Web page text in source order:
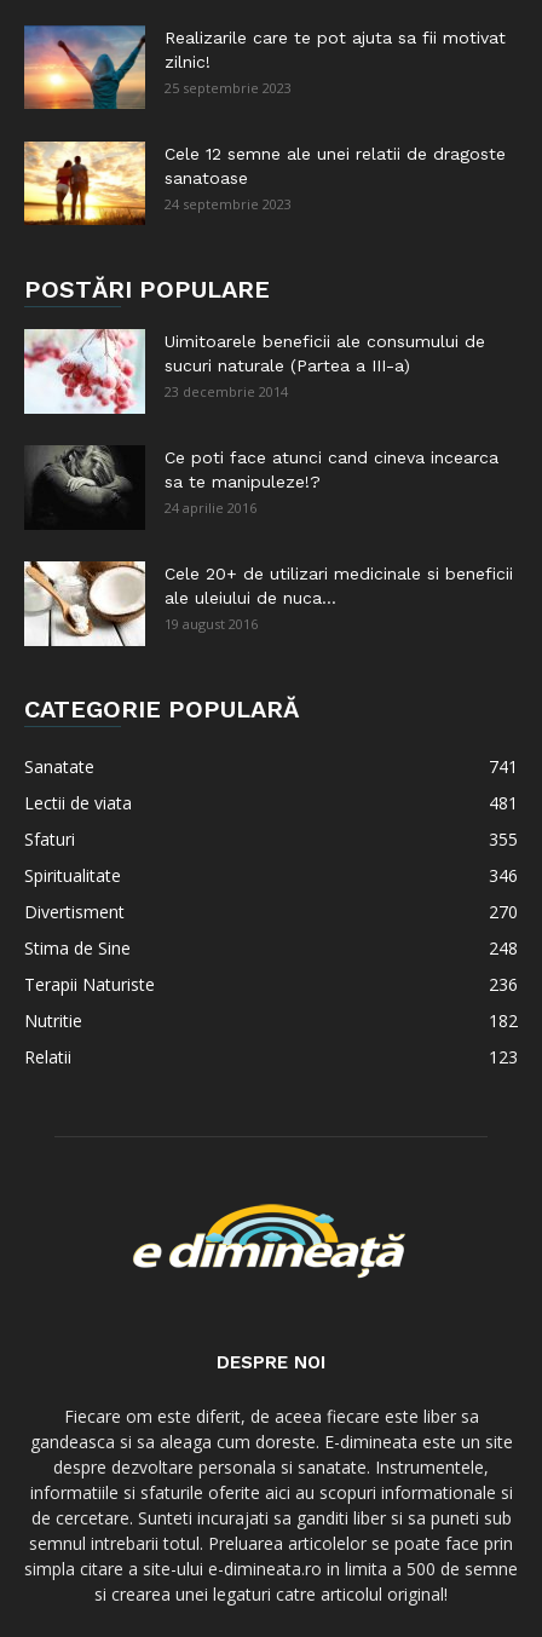
Realizarile care te pot ajuta sa fii motivat
zilnic!
25 septembrie 2023
Cele 12 semne ale unei relatii de dragoste
sanatoase
24 septembrie 2023
POSTĂRI POPULARE
Uimitoarele beneficii ale consumului de
sucuri naturale (Partea a III-a)
23 decembrie 2014
Ce poti face atunci cand cineva incearca
sa te manipuleze!?
24 aprilie 2016
Cele 20+ de utilizari medicinale si beneficii
ale uleiului de nuca...
19 august 2016
CATEGORIE POPULARĂ
Sanatate
741
Lectii de viata
481
Sfaturi
355
Spiritualitate
346
Divertisment
270
Stima de Sine
248
Terapii Naturiste
236
Nutritie
182
Relatii
123
DESPRE NOI
Fiecare om este diferit, de aceea fiecare este liber sa
gandeasca si sa aleaga cum doreste. E-dimineata este un site
despre dezvoltare personala si sanatate. Instrumentele,
informatiile si sfaturile oferite aici au scopuri informationale si
de cercetare. Sunteti incurajati sa ganditi liber si sa puneti sub
semnul intrebarii totul. Preluarea articolelor se poate face prin
simpla citare a site-ului e-dimineata.ro in limita a 500 de semne
si crearea unei legaturi catre articolul original!